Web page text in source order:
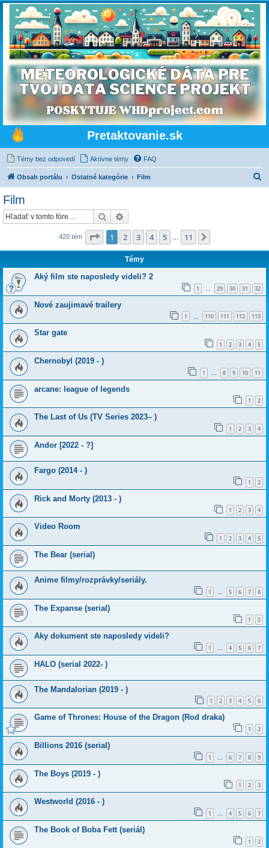
Pretaktovanie.sk
Témy bez odpovedí Aktívne témy FAQ
Obsah portálu Ostatné kategórie Film
Film
Hľadať
420 tém Strana z11
1 2 3 4 5 11
Témy
Aký film ste naposledy videli? 2
1 … 29 30 31 32
Nové zaujimavé trailery
1 110 111 112 113
Star gate
1 2 3 4 5
Chernobyl (2019 - )
1 … 8 9 10 11
arcane: league of legends
1 2
The Last of Us (TV Series 2023– )
1 2 3 4
Andor [2022 - ?]
Fargo (2014 - )
1 2
Rick and Morty (2013 - )
1 2 3 4
Video Room
1 2 3 4 5
The Bear (serial)
Anime filmy/rozprávky/seriály.
1 … 5 6 7 8
The Expanse (serial)
1 2
Aky dokument ste naposledy videli?
1 … 4 5 6 7
HALO (serial 2022- )
The Mandalorian (2019 - )
1 2 3 4 5 6
Game of Thrones: House of the Dragon (Rod draka)
1 2
Billions 2016 (serial)
1 … 6 7 8 9
The Boys (2019 - )
1 2 3
Westworld (2016 - )
1 … 4 5 6 7
The Book of Boba Fett (seriál)
1 2